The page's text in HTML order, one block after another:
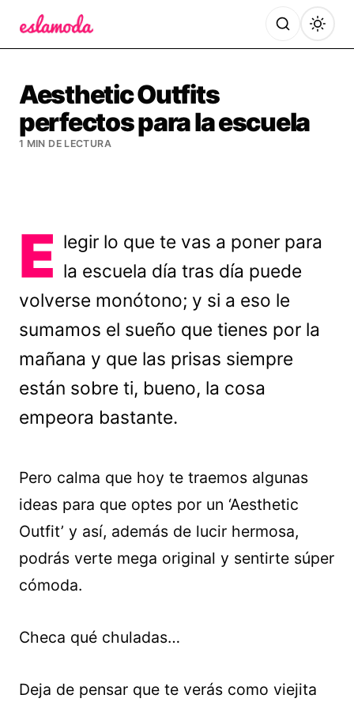
Aesthetic Outfits
perfectos para la escuela
1 MIN DE LECTURA
E legir lo que te vas a poner para
la escuela día tras día puede
volverse monótono; y si a eso le
sumamos el sueño que tienes por la
mañana y que las prisas siempre
están sobre ti, bueno, la cosa
empeora bastante.
Pero calma que hoy te traemos algunas
ideas para que optes por un ‘Aesthetic
Outfit’ y así, además de lucir hermosa,
podrás verte mega original y sentirte súper
cómoda.
Checa qué chuladas…
Deja de pensar que te verás como viejita